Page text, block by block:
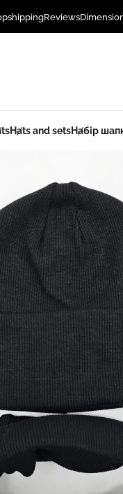
Reviews
Hats and setsНабір